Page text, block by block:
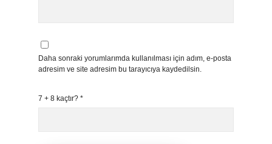
Daha sonraki yorumlarımda kullanılması için adım, e-posta
adresim ve site adresim bu tarayıcıya kaydedilsin.
7 + 8 kaçtır? *